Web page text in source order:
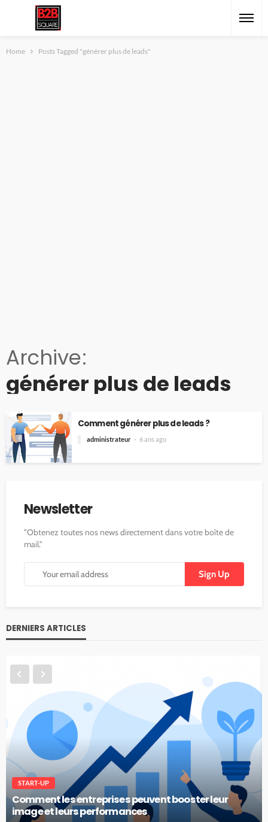
Home Posts Tagged "générer plus de leads"
Archive
générer plus de leads
Comment générer plus de leads ?
administrateur 6 ans ago
Newsletter
"Obtenez toutes nos news directement dans votre boîte de
mail."
DERNIERS ARTICLES
START-UP
Comment les entreprises peuvent booster leur
image et leurs performances